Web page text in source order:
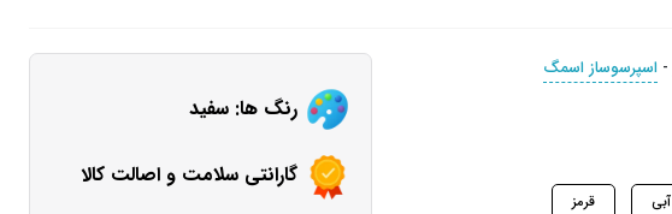
- اسپرسوساز اسمگ
آبی قرمز
رنگ ها: سفید
گارانتی سلامت و اصالت کالا